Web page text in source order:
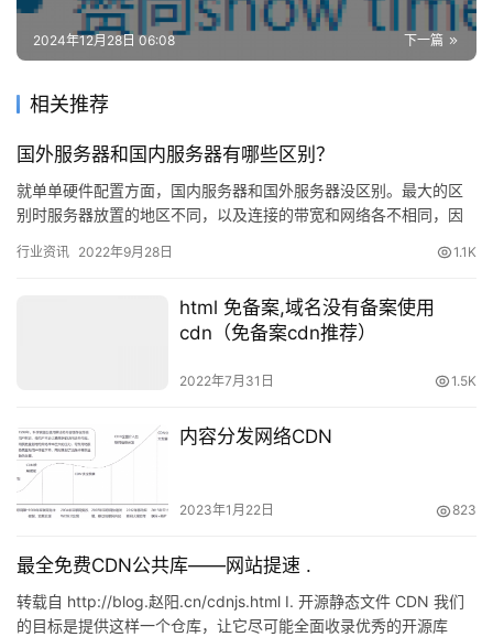
下一篇
2024年12月28日 06:08
相关推荐
国外服务器和国内服务器有哪些区别？
就单单硬件配置方面，国内服务器和国外服务器没区别。最大的区
别时服务器放置的地区不同，以及连接的带宽和网络各不相同，因
遵循的…
行业资讯 2022年9月28日 1.1K
html 免备案,域名没有备案使用
cdn（免备案cdn推荐）
2022年7月31日 1.5K
内容分发网络CDN
2023年1月22日 823
最全免费CDN公共库——网站提速 .
转载自 http://blog.赵阳.cn/cdnjs.html I. 开源静态文件 CDN 我们
的目标是提供这样一个仓库，让它尽可能全面收录优秀的开源库